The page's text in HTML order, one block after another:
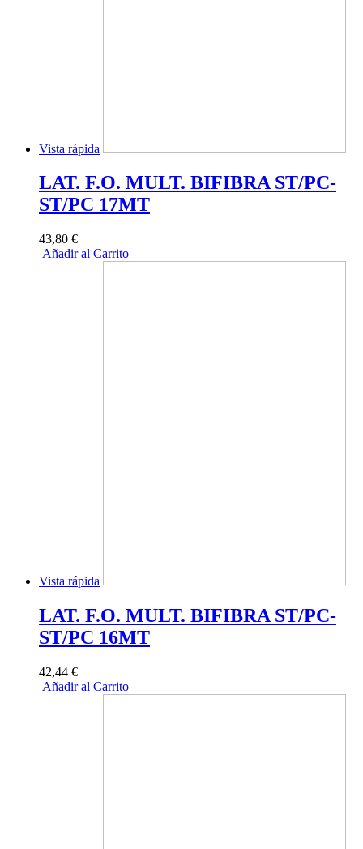
Vista rápida
LAT. F.O. MULT. BIFIBRA ST/PC-
ST/PC 17MT
43,80 €
Añadir al Carrito
Vista rápida
LAT. F.O. MULT. BIFIBRA ST/PC-
ST/PC 16MT
42,44 €
Añadir al Carrito